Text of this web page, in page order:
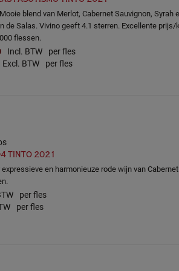
blend van Merlot, Cabernet Sauvignon, Syrah
de Salas. Vivino geeft 4.1 sterren. Excellente
flessen.
Incl. BTW per fles
Excl. BTW per fles
TINTO 2021
expressieve en harmonieuze rode wijn van
per fles
per fles